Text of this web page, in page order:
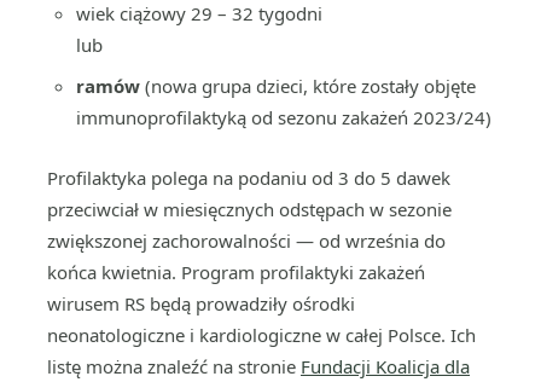
wiek ciążowy 29 – 32 tygodni
lub
ramów (nowa grupa dzieci, które zostały objęte
immunoprofilaktyką od sezonu zakażeń 2023/24)
Profilaktyka polega na podaniu od 3 do 5 dawek
przeciwciał w miesięcznych odstępach w sezonie
zwiększonej zachorowalności — od września do
końca kwietnia. Program profilaktyki zakażeń
wirusem RS będą prowadziły ośrodki
neonatologiczne i kardiologiczne w całej Polsce. Ich
listę można znaleźć na stronie Fundacji Koalicja dla